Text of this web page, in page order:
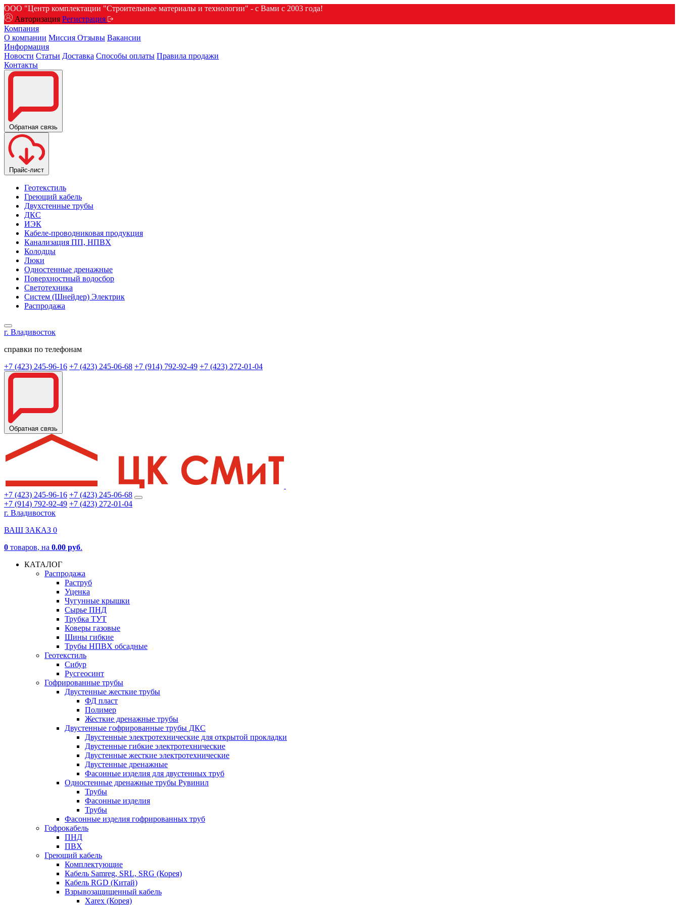
ООО "Центр комплектации "Строительные материалы и технологии" - с Вами с 2003 года!
Авторизация Регистрация
Компания
О компании Миссия Отзывы Вакансии
Информация
Новости Статьи Доставка Способы оплаты Правила продажи
Контакты
Обратная связь
Прайс-лист
Геотекстиль
Греющий кабель
Двухстенные трубы
ДКС
ИЭК
Кабеле-проводниковая продукция
Канализация ПП, НПВХ
Колодцы
Люки
Одностенные дренажные
Поверхностный водосбор
Светотехника
Систем (Шнейдер) Электрик
Распродажа
г. Владивосток
справки по телефонам
+7 (423) 245-96-16 +7 (423) 245-06-68 +7 (914) 792-92-49 +7 (423) 272-01-04
Обратная связь
+7 (423) 245-96-16 +7 (423) 245-06-68
+7 (914) 792-92-49 +7 (423) 272-01-04
г. Владивосток
ВАШ ЗАКАЗ 0
0 товаров, на 0.00 руб.
КАТАЛОГ
Распродажа
Раструб
Уценка
Чугунные крышки
Сырье ПНД
Трубка ТУТ
Коверы газовые
Шины гибкие
Трубы НПВХ обсадные
Геотекстиль
Сибур
Русгеосинт
Гофрированные трубы
Двустенные жесткие трубы
ФД пласт
Полимер
Жесткие дренажные трубы
Двустенные гофрированные трубы ДКС
Двустенные электротехнические для открытой прокладки
Двустенные гибкие электротехнические
Двустенные жесткие электротехнические
Двустенные дренажные
Фасонные изделия для двустенных труб
Одностенные дренажные трубы Рувинил
Трубы
Фасонные изделия
Трубы
Фасонные изделия гофрированных труб
Гофрокабель
ПНД
ПВХ
Греющий кабель
Комплектующие
Кабель Samreg, SRL, SRG (Корея)
Кабель RGD (Китай)
Взрывозащищенный кабель
Xarex (Корея)